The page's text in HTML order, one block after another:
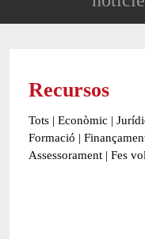
Recursos
Tots | Econòmic |
Formació |
Assessorament | Fes